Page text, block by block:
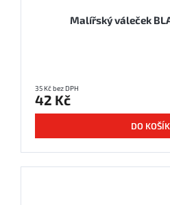
Malířský váleček
35 Kč bez DPH
42 Kč
DO